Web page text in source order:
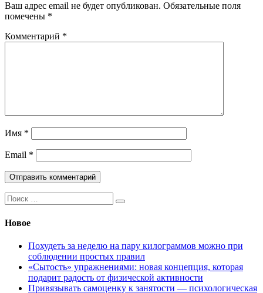
Ваш адрес email не будет опубликован. Обязательные поля
помечены *
Комментарий *
Имя *
Email *
Поиск:
Новое
Похудеть за неделю на пару килограммов можно при
соблюдении простых правил
«Сытость» упражнениями: новая концепция, которая
подарит радость от физической активности
Привязывать самоценку к занятости — психологическая